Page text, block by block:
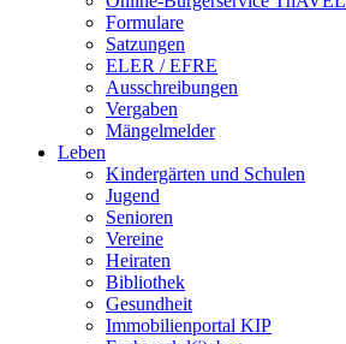
Formulare
Satzungen
ELER / EFRE
Ausschreibungen
Vergaben
Mängelmelder
Leben
Kindergärten und Schulen
Jugend
Senioren
Vereine
Heiraten
Bibliothek
Gesundheit
Immobilienportal KIP